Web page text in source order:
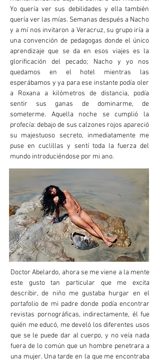
Yo quería ver sus debilidades y ella también
quería ver las mías. Semanas después a Nacho
y a mí nos invitaron a Veracruz, su grupo iría a
una convención de pedagogas donde el único
aprendizaje que se da en esos viajes es la
glorificación del pecado; Nacho y yo nos
quedamos en el hotel mientras las
esperábamos y ya para ese instante podía oler
a Roxana a kilómetros de distancia, podía
sentir sus ganas de dominarme, de
someterme. Aquella noche se cumplió la
profecía: debajo de sus calzones rojos apareció
su majestuoso secreto, inmediatamente me
puse en cuclillas y sentí toda la fuerza del
mundo introduciéndose por mi ano.
Doctor Abelardo, ahora se me viene a la mente
este gusto tan particular que me excita
describir, de niño me gustaba hurgar en el
portafolio de mi padre donde podía encontrar
revistas pornográficas, indirectamente, él fue
quién me educó, me develó los diferentes usos
que se le puede dar al cuerpo, y no veía nada
fuera de lo común que un hombre penetrara a
una mujer. Una tarde en la que me encontraba